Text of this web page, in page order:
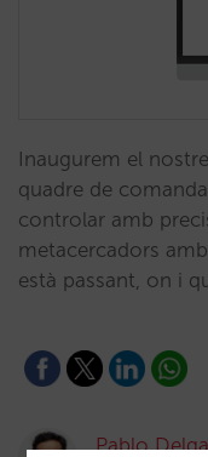
Inaugurem el
quadre de
controlar amb
metacercadors
està passant, on i
Pablo